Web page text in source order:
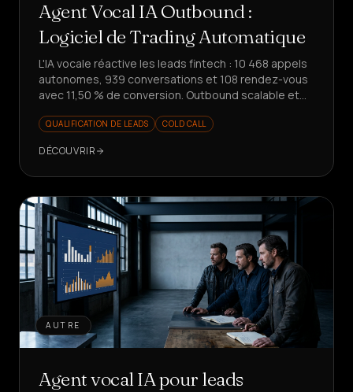
Agent Vocal IA Outbound :
Logiciel de Trading Automatique
L'IA vocale réactive les leads fintech : 10 468 appels
autonomes, 939 conversations et 108 rendez-vous
avec 11,50 % de conversion. Outbound scalable et
QUALIFICATION DE LEADS COLD CALL
DÉCOUVRIR
AUTRE
Agent vocal IA pour leads